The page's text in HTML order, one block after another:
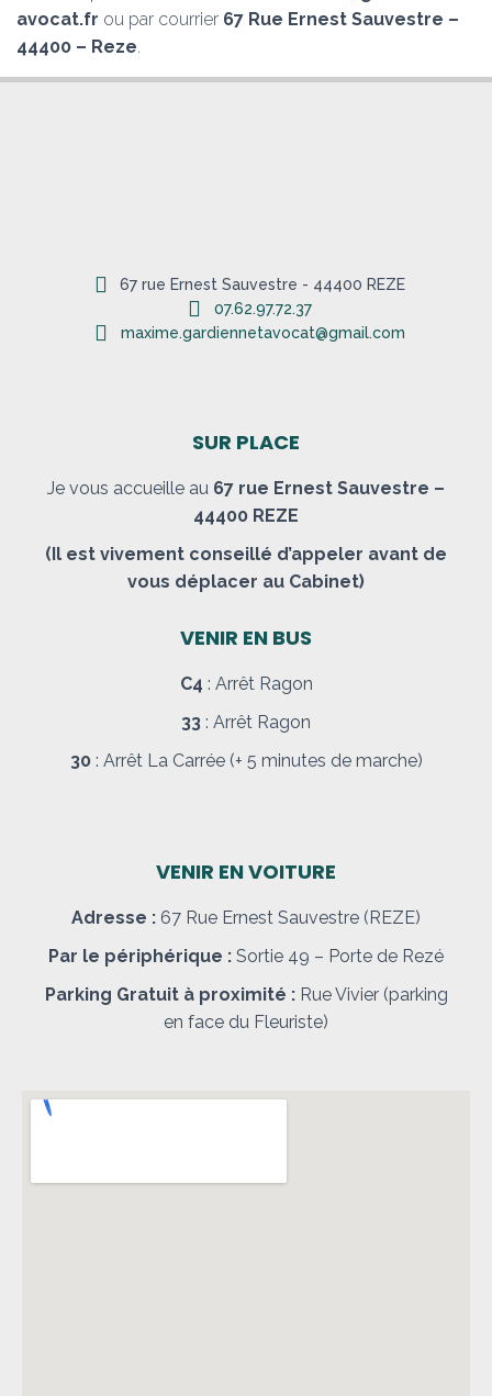
avocat.fr ou par courrier 67 Rue Ernest Sauvestre –
44400 – Reze.
67 rue Ernest Sauvestre - 44400 REZE
07.62.97.72.37
maxime.gardiennetavocat@gmail.com
SUR PLACE
Je vous accueille au 67 rue Ernest Sauvestre –
44400 REZE
(Il est vivement conseillé d’appeler avant de
vous déplacer au Cabinet)
VENIR EN BUS
C4 : Arrêt Ragon
33 : Arrêt Ragon
30: Arrêt La Carrée (+ 5 minutes de marche)
VENIR EN VOITURE
Adresse : 67 Rue Ernest Sauvestre (REZE)
Par le périphérique : Sortie 49 – Porte de Rezé
Parking Gratuit à proximité : Rue Vivier (parking
en face du Fleuriste)